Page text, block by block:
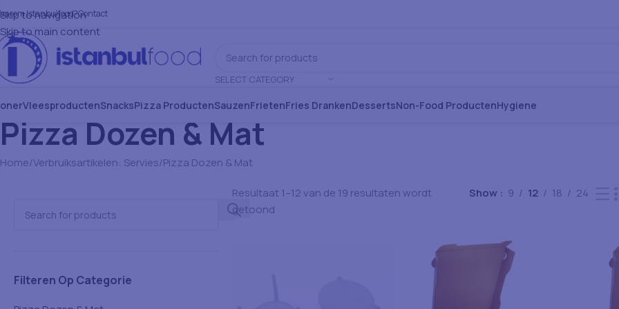
Skip to navigation
Skip to main content
Istanbulfood?Contact
SELECT CATEGORY
VleesproductenSnacksPizza ProductenSauzenFrietenFries DrankenDessertsNon-Food ProductenHygiene
Pizza Dozen & Mat
Home Verbruiksartikelen: Servies Pizza Dozen & Mat
Filteren Op Categorie
Resultaat 1–12 van de 19 resultaten wordt
getoond
Show 9 12 18 24